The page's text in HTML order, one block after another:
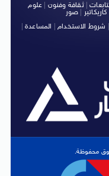
|ثقافة وفنون
علوم
كاريكاتير صور
شروط الاستخدام| المساعدة|